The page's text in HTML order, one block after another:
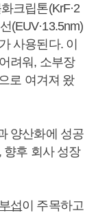
크립톤(KrF·2
(EUV·13.5nm)
사용된다. 이
려워, 소부장
로 여겨져 왔
양산화에 성공
향후 회사 성장
섭이 주목하고